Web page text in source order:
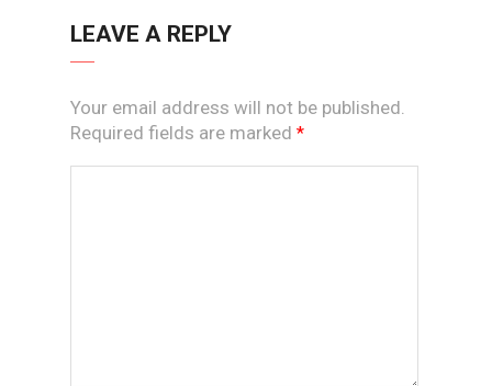
LEAVE A REPLY
Your email address will not be published.
Required fields are marked *